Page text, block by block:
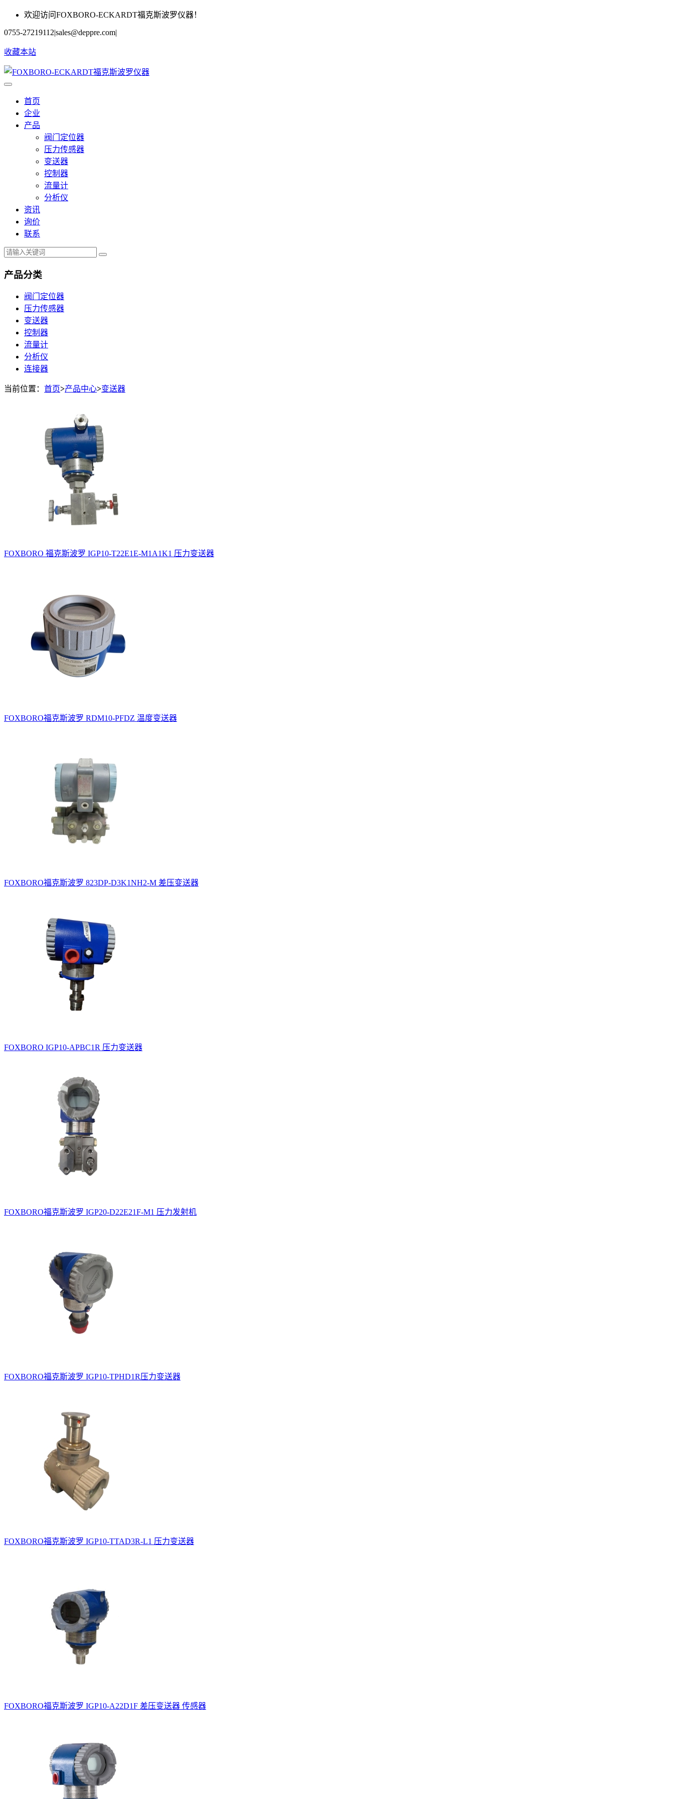
欢迎访问FOXBORO-ECKARDT福克斯波罗仪器！
0755-27219112|sales@deppre.com|
收藏本站
首页
企业
产品
阀门定位器
压力传感器
变送器
控制器
流量计
分析仪
资讯
询价
联系
产品分类
阀门定位器
压力传感器
变送器
控制器
流量计
分析仪
连接器
当前位置： 首页>产品中心>变送器
FOXBORO 福克斯波罗 IGP10-T22E1E-M1A1K1 压力变送器
FOXBORO福克斯波罗 RDM10-PFDZ 温度变送器
FOXBORO福克斯波罗 823DP-D3K1NH2-M 差压变送器
FOXBORO IGP10-APBC1R 压力变送器
FOXBORO福克斯波罗 IGP20-D22E21F-M1 压力发射机
FOXBORO福克斯波罗 IGP10-TPHD1R压力变送器
FOXBORO福克斯波罗 IGP10-TTAD3R-L1 压力变送器
FOXBORO福克斯波罗 IGP10-A22D1F 差压变送器 传感器